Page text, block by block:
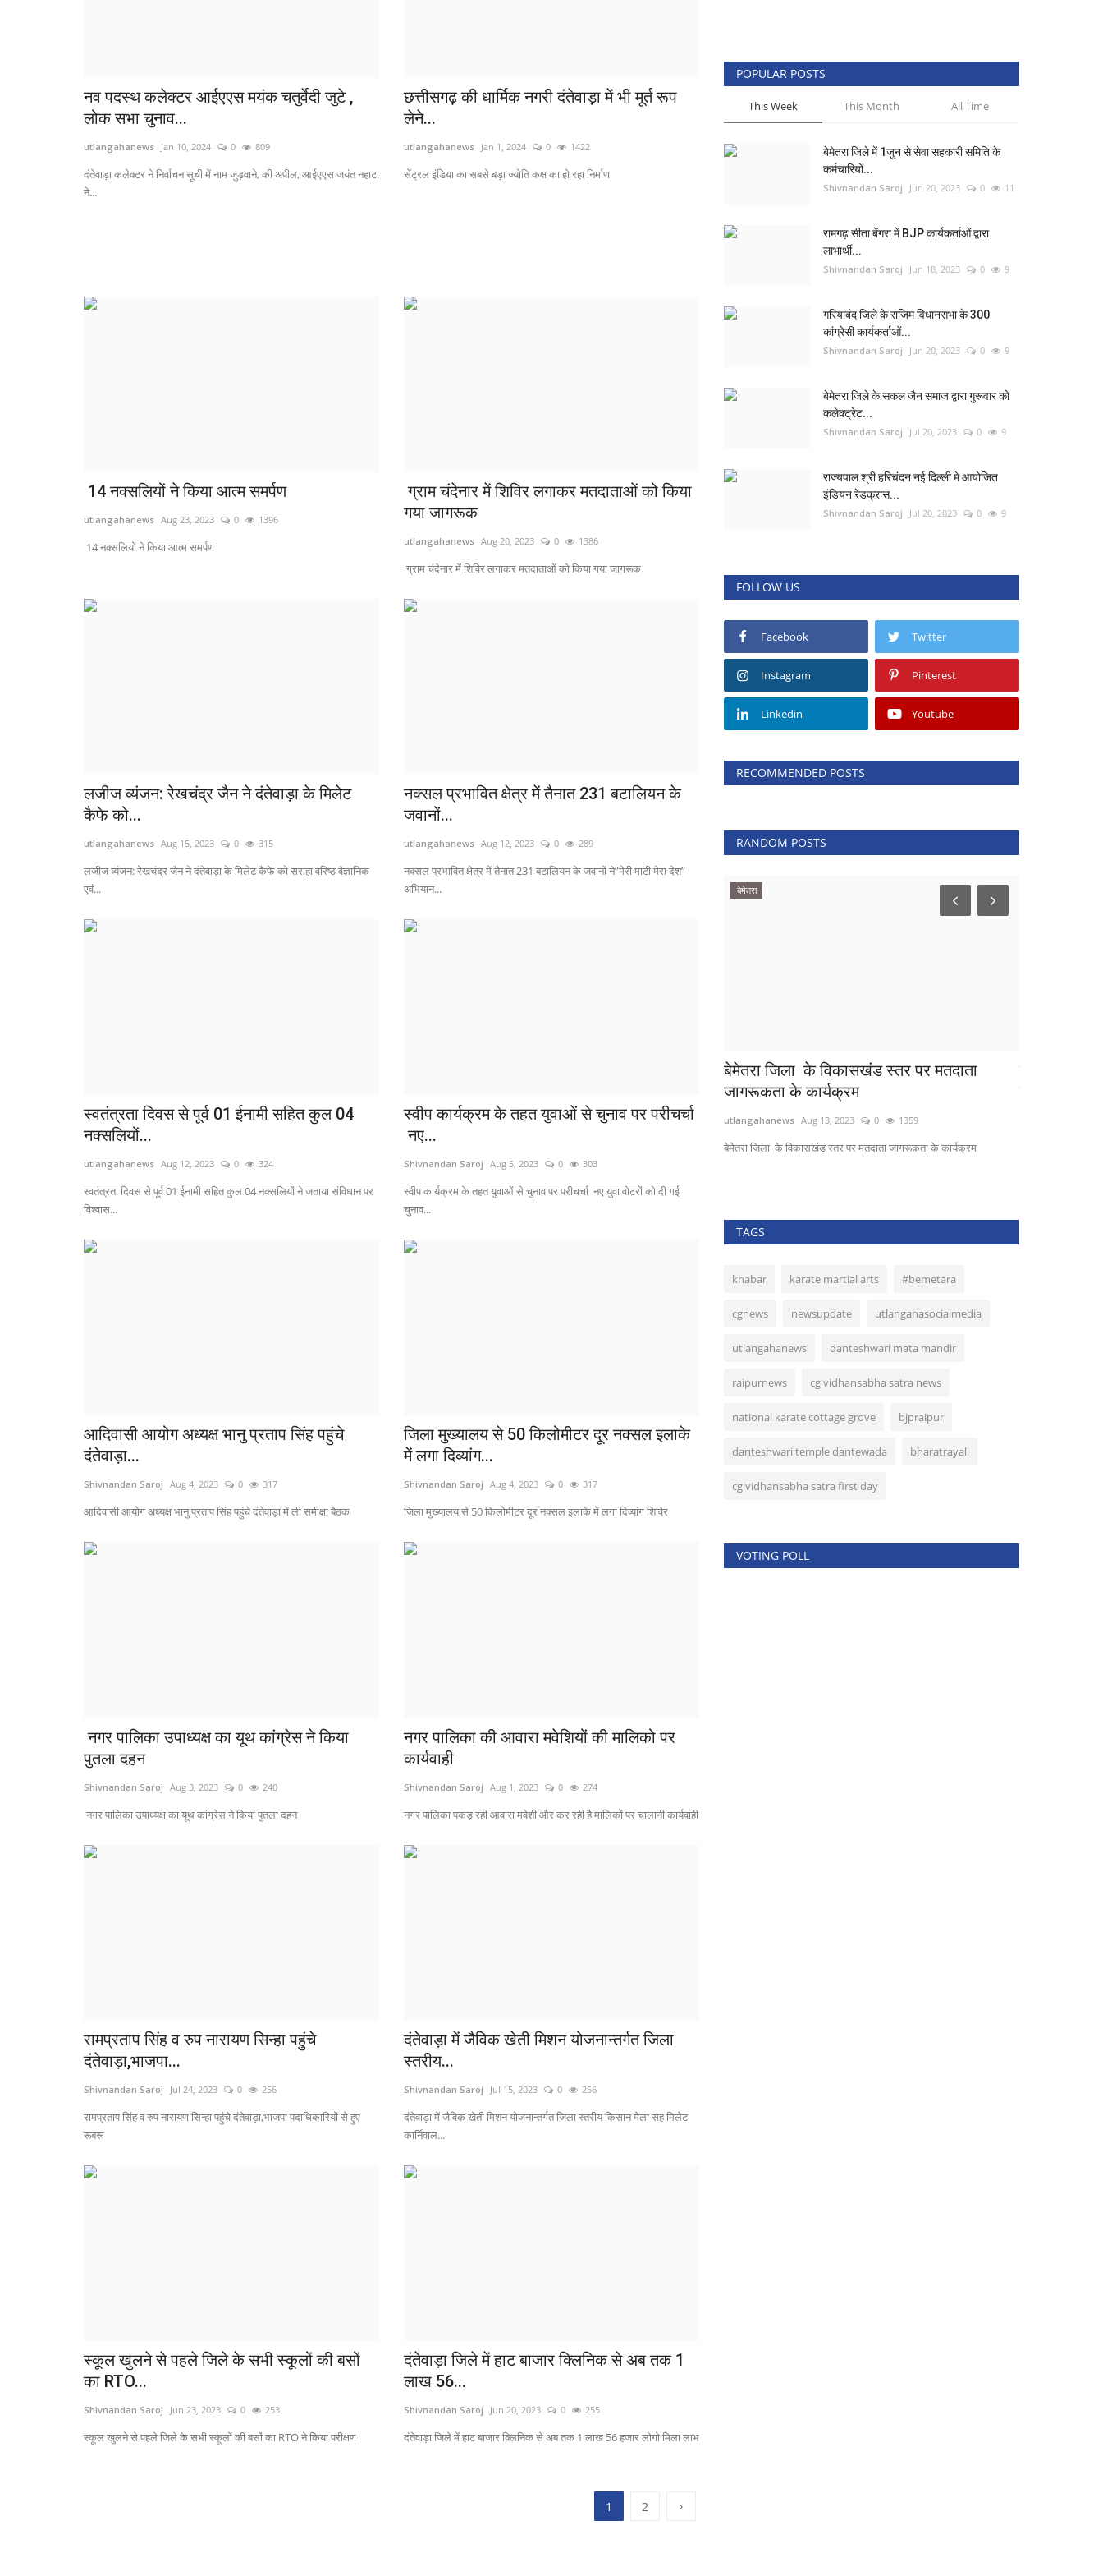
नव पदस्थ कलेक्टर आईएएस मयंक चतुर्वेदी जुटे ,
लोक सभा चुनाव...
utlangahanews Jan 10, 2024 0 809
दंतेवाड़ा कलेक्टर ने निर्वाचन सूची में नाम जुड़वाने, की अपील, आईएएस जयंत नहाटा
ने...
छत्तीसगढ़ की धार्मिक नगरी दंतेवाड़ा में भी मूर्त रूप
लेने...
utlangahanews Jan 1, 2024 0 1422
सेंट्रल इंडिया का सबसे बड़ा ज्योति कक्ष का हो रहा निर्माण
14 नक्सलियों ने किया आत्म समर्पण
utlangahanews Aug 23, 2023 0 1396
14 नक्सलियों ने किया आत्म समर्पण
ग्राम चंदेनार में शिविर लगाकर मतदाताओं को किया
गया जागरूक
utlangahanews Aug 20, 2023 0 1386
ग्राम चंदेनार में शिविर लगाकर मतदाताओं को किया गया जागरूक
लजीज व्यंजन: रेखचंद्र जैन ने दंतेवाड़ा के मिलेट
कैफे को...
utlangahanews Aug 15, 2023 0 315
लजीज व्यंजन: रेखचंद्र जैन ने दंतेवाड़ा के मिलेट कैफे को सराहा वरिष्ठ वैज्ञानिक
एवं...
नक्सल प्रभावित क्षेत्र में तैनात 231 बटालियन के
जवानों...
utlangahanews Aug 12, 2023 0 289
नक्सल प्रभावित क्षेत्र में तैनात 231 बटालियन के जवानों ने”मेरी माटी मेरा देश”
अभियान...
स्वतंत्रता दिवस से पूर्व 01 ईनामी सहित कुल 04
नक्सलियों...
utlangahanews Aug 12, 2023 0 324
स्वतंत्रता दिवस से पूर्व 01 ईनामी सहित कुल 04 नक्सलियों ने जताया संविधान पर
विश्वास...
स्वीप कार्यक्रम के तहत युवाओं से चुनाव पर परीचर्चा
नए...
Shivnandan Saroj Aug 5, 2023 0 303
स्वीप कार्यक्रम के तहत युवाओं से चुनाव पर परीचर्चा नए युवा वोटरों को दी गई
चुनाव...
आदिवासी आयोग अध्यक्ष भानु प्रताप सिंह पहुंचे
दंतेवाड़ा...
Shivnandan Saroj Aug 4, 2023 0 317
आदिवासी आयोग अध्यक्ष भानु प्रताप सिंह पहुंचे दंतेवाड़ा में ली समीक्षा बैठक
जिला मुख्यालय से 50 किलोमीटर दूर नक्सल इलाके
में लगा दिव्यांग...
Shivnandan Saroj Aug 4, 2023 0 317
जिला मुख्यालय से 50 किलोमीटर दूर नक्सल इलाके में लगा दिव्यांग शिविर
नगर पालिका उपाध्यक्ष का यूथ कांग्रेस ने किया
पुतला दहन
Shivnandan Saroj Aug 3, 2023 0 240
नगर पालिका उपाध्यक्ष का यूथ कांग्रेस ने किया पुतला दहन
नगर पालिका की आवारा मवेशियों की मालिको पर
कार्यवाही
Shivnandan Saroj Aug 1, 2023 0 274
नगर पालिका पकड़ रही आवारा मवेशी और कर रही है मालिकों पर चालानी कार्यवाही
रामप्रताप सिंह व रुप नारायण सिन्हा पहुंचे
दंतेवाड़ा,भाजपा...
Shivnandan Saroj Jul 24, 2023 0 256
रामप्रताप सिंह व रुप नारायण सिन्हा पहुंचे दंतेवाड़ा,भाजपा पदाधिकारियों से हुए
रूबरू
दंतेवाड़ा में जैविक खेती मिशन योजनान्तर्गत जिला
स्तरीय...
Shivnandan Saroj Jul 15, 2023 0 256
दंतेवाड़ा में जैविक खेती मिशन योजनान्तर्गत जिला स्तरीय किसान मेला सह मिलेट
कार्निवाल...
स्कूल खुलने से पहले जिले के सभी स्कूलों की बसों
का RTO...
Shivnandan Saroj Jun 23, 2023 0 253
स्कूल खुलने से पहले जिले के सभी स्कूलों की बसों का RTO ने किया परीक्षण
दंतेवाड़ा जिले में हाट बाजार क्लिनिक से अब तक 1
लाख 56...
Shivnandan Saroj Jun 20, 2023 0 255
दंतेवाड़ा जिले में हाट बाजार क्लिनिक से अब तक 1 लाख 56 हजार लोगो मिला लाभ
1 2 ›
POPULAR POSTS
This Week This Month All Time
बेमेतरा जिले में 1जुन से सेवा सहकारी समिति के
कर्मचारियों...
Shivnandan Saroj Jun 20, 2023 0 11
रामगढ़ सीता बेंगरा में BJP कार्यकर्ताओं द्वारा
लाभार्थी...
Shivnandan Saroj Jun 18, 2023 0 9
गरियाबंद जिले के राजिम विधानसभा के 300
कांग्रेसी कार्यकर्ताओं...
Shivnandan Saroj Jun 20, 2023 0 9
बेमेतरा जिले के सकल जैन समाज द्वारा गुरूवार को
कलेक्ट्रेट...
Shivnandan Saroj Jul 20, 2023 0 9
राज्यपाल श्री हरिचंदन नई दिल्ली मे आयोजित
इंडियन रेडक्रास...
Shivnandan Saroj Jul 20, 2023 0 9
FOLLOW US
Facebook Twitter
Instagram Pinterest
Linkedin Youtube
RECOMMENDED POSTS
RANDOM POSTS
Shivnandan Saroj Jun 26, 2023 0 329
कार्यक्रम...
राजनादगांव
नक्सली कमांडर राजी रेड्डी की मौत की खबर
बेमेतरा
बेमेतरा जिला के विकासखंड स्तर पर मतदाता
जागरूकता के कार्यक्रम
utlangahanews Aug 13, 2023 0 1359
बेमेतरा जिला के विकासखंड स्तर पर मतदाता जागरूकता के कार्यक्रम
TAGS
khabar karate martial arts #bemetara
cgnews newsupdate utlangahasocialmedia
utlangahanews danteshwari mata mandir
raipurnews cg vidhansabha satra news
national karate cottage grove bjpraipur
danteshwari temple dantewada bharatrayali
cg vidhansabha satra first day
VOTING POLL